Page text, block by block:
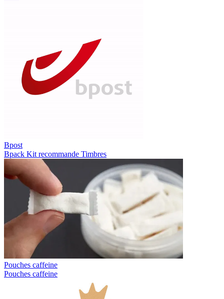
Bpost
Bpack Kit recommande Timbres
Pouches caffeine
Pouches caffeine